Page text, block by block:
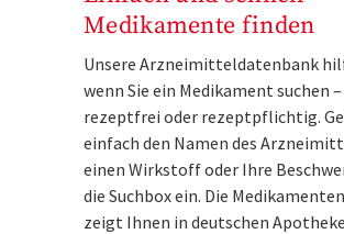
Medikamente finden
Unsere Arzneimitteldatenbank
wenn Sie ein Medikament suchen
rezeptfrei oder rezeptpflichtig.
einfach den Namen des
einen Wirkstoff oder Ihre
die Suchbox ein. Die
zeigt Ihnen in deutschen